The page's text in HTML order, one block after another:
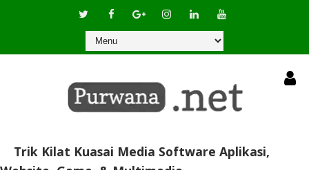
Trik Kilat Kuasai Media Software Aplikasi,